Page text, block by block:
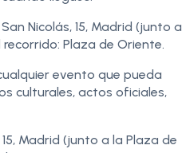
Nicolás, 15, Madrid (junto a
recorrido: Plaza de Oriente.
evento que pueda
culturales, actos oficiales,
Madrid (junto a la Plaza de